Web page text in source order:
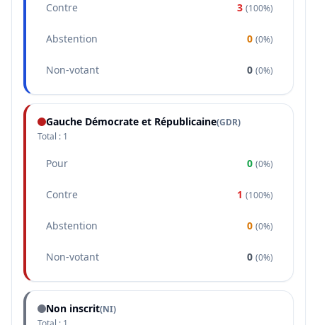
Contre 3 (100%)
Abstention 0 (0%)
Non-votant 0 (0%)
Gauche Démocrate et Républicaine(GDR)
Total : 1
Pour 0 (0%)
Contre 1 (100%)
Abstention 0 (0%)
Non-votant 0 (0%)
Non inscrit(NI)